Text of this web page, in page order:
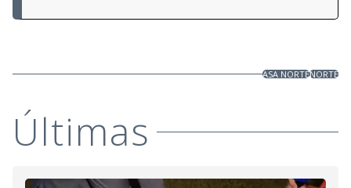
ASA NORTENORTE
Últimas